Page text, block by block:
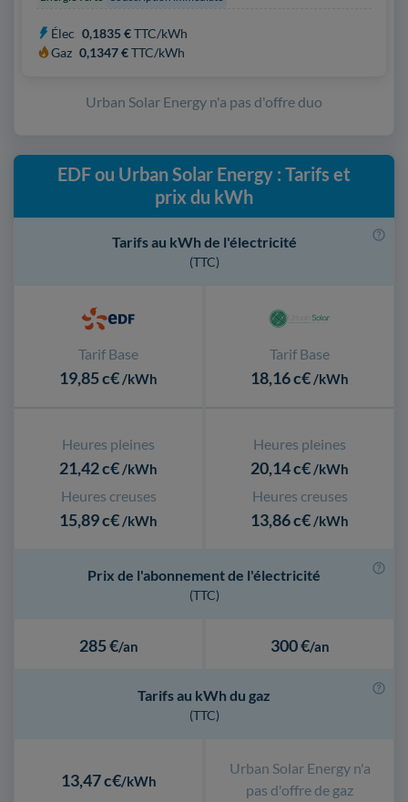
Élec 0,1835 €TTC/kWh
Gaz 0,1347 €TTC/kWh
Urban Solar Energy n'a pas d'offre duo
EDF ou Urban Solar Energy : Tarifs et
prix du kWh
Tarif Base
19,85 c€ /kWh
Heures pleines
21,42 c€ /kWh
Heures creuses
15,89 c€ /kWh
Tarifs au kWh de l'électricité
(TTC)
Tarif Base
18,16 c€ /kWh
Heures pleines
20,14 c€ /kWh
Heures creuses
13,86 c€ /kWh
285 €/an
Prix de l'abonnement de l'électricité
(TTC)
300 €/an
13,47 c€/kWh
Tarifs au kWh du gaz
(TTC)
Urban Solar Energy n'a
pas d'offre de gaz